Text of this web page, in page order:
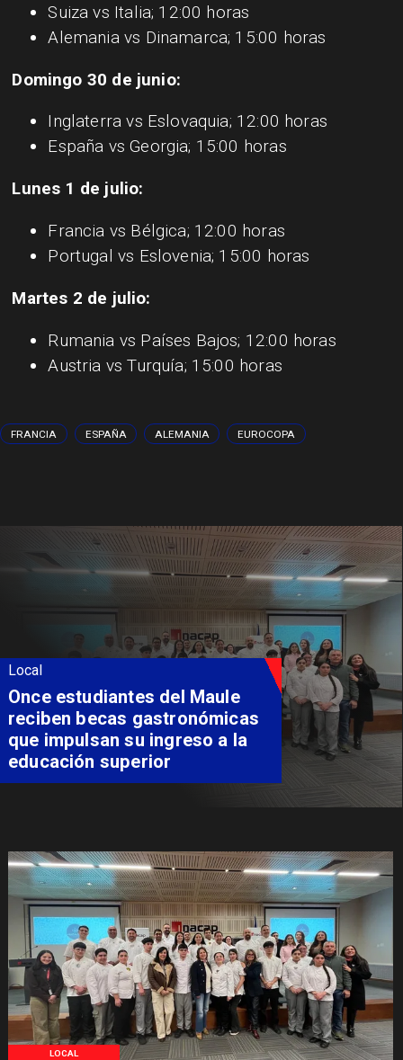
Suiza vs Italia; 12:00 horas
Alemania vs Dinamarca; 15:00 horas
Domingo 30 de junio:
Inglaterra vs Eslovaquia; 12:00 horas
España vs Georgia; 15:00 horas
Lunes 1 de julio:
Francia vs Bélgica; 12:00 horas
Portugal vs Eslovenia; 15:00 horas
Martes 2 de julio:
Rumania vs Países Bajos; 12:00 horas
Austria vs Turquía; 15:00 horas
FRANCIA ESPAÑA ALEMANIA EUROCOPA
LOCAL
Local
Álvarez-Salamanca lidera la
apuesta regional para
consolidar el Paso Pehuenche
como alternativa a Los
Libertadores